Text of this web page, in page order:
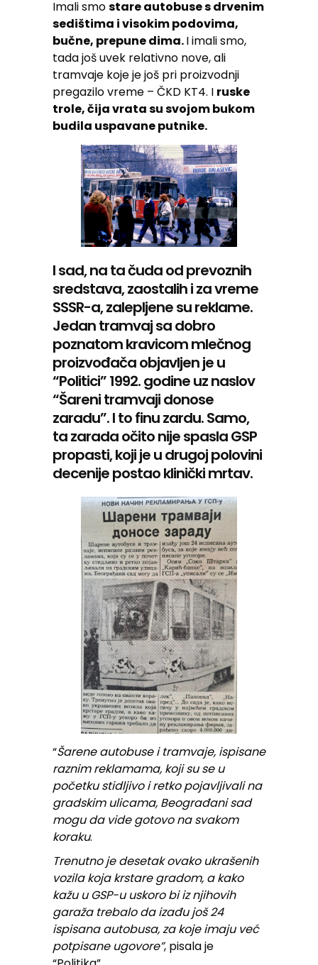
Imali smostare autobuse s drvenim
sedištima i visokim podovima,
bučne, prepune dima.I imali smo,
tada još uvek relativno nove, ali
tramvaje koje je još pri proizvodnji
pregazilo vreme – ČKD KT4. I ruske
trole, čija vrata su svojom bukom
budila uspavane putnike.
I sad, na ta čuda od prevoznih
sredstava, zaostalih i za vreme
SSSR-a, zalepljene su reklame.
Jedan tramvaj sa dobro
poznatom kravicom mlečnog
proizvođača objavljen je u
“Politici” 1992. godine uz naslov
“Šareni tramvaji donose
zaradu”. I to finu zardu. Samo,
ta zarada očito nije spasla GSP
propasti, koji je u drugoj polovini
decenije postao klinički mrtav.
“Šarene autobuse i tramvaje, ispisane
raznim reklamama, koji su se u
početku stidljivo i retko pojavljivali na
gradskim ulicama, Beograđani sad
mogu da vide gotovo na svakom
koraku.
Trenutno je desetak ovako ukrašenih
vozila koja krstare gradom, a kako
kažu u GSP-u uskoro bi iz njihovih
garaža trebalo da izađu još 24
ispisana autobusa, za koje imaju već
potpisane ugovore”, pisala je